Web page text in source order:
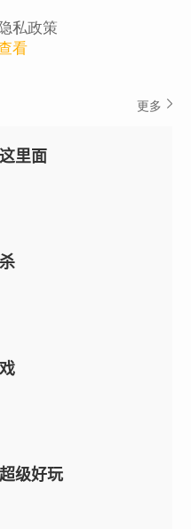
私政策
看
更多
里面
级好玩